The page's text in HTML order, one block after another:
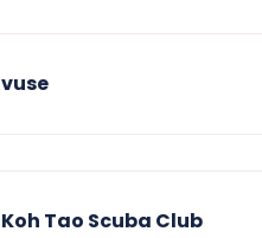
vuse
Koh Tao Scuba Club